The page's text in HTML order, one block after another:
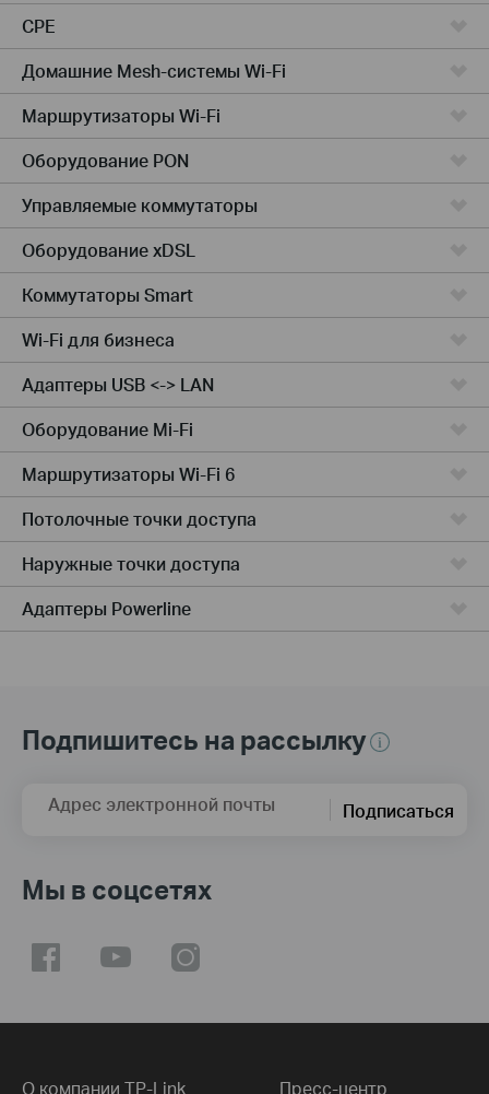
CPE
Домашние Mesh-системы Wi-Fi
Маршрутизаторы Wi-Fi
Оборудование PON
Управляемые коммутаторы
Оборудование xDSL
Коммутаторы Smart
Wi-Fi для бизнеса
Адаптеры USB <-> LAN
Оборудование Mi-Fi
Маршрутизаторы Wi-Fi 6
Потолочные точки доступа
Наружные точки доступа
Адаптеры Powerline
Подпишитесь на рассылку
Адрес электронной почты Подписаться
Мы в соцсетях
О компании TP-Link Пресс-центр